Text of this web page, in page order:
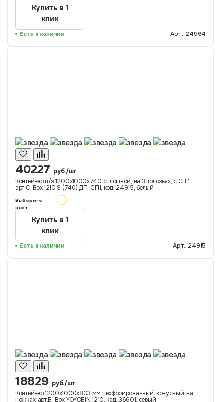
Купить в 1
клик
Есть в наличии Арт.: 24564
40227 руб./шт
Контейнер п/э 1200х1000х740 сплошной, на 3 полозьях, с СП 1,
арт.C-Box 1210 S (740) ДП-СП1, код: 24915, белый
Выберите
цвет:
Купить в 1
клик
Есть в наличии Арт.: 24915
18829 руб./шт
Контейнер 1200х1000х803 мм перфорированный, конусный, на
ножках, арт.B-Box YOYOBIN 1210, код: 36601, серый